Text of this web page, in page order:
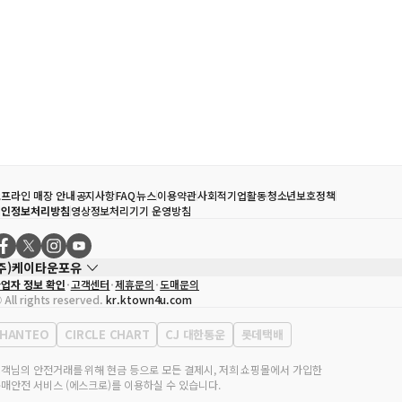
라인 매장 안내공지사항FAQ뉴스이용약관사회적기업활동청소년보호정책
정보처리방침영상정보처리기기 운영방침
)케이타운포유
자
송효민
업자등록번호
120-87-71116
판매업 신고번호 제2011-서울강남-02223
표전화
02-552-9855
자 정보 확인 고객센터 제휴문의 도매문의
rights reserved. kr.ktown4u.com
HANTEO CIRCLE CHART CJ 대한통운 롯데택배
님의 안전거래를 위해 현금 등으로 모든 결제시, 저희 쇼핑몰에서 가입한
안전 서비스 (에스크로)를 이용하실 수 있습니다.